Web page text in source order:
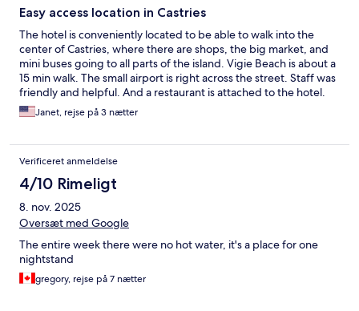
Easy access location in Castries
The hotel is conveniently located to be able to walk into the
center of Castries, where there are shops, the big market, and
mini buses going to all parts of the island. Vigie Beach is about a
15 min walk. The small airport is right across the street. Staff was
friendly and helpful. And a restaurant is attached to the hotel.
Janet, rejse på 3 nætter
Verificeret anmeldelse
4/10 Rimeligt
8. nov. 2025
Oversæt med Google
The entire week there were no hot water, it's a place for one
nightstand
gregory, rejse på 7 nætter